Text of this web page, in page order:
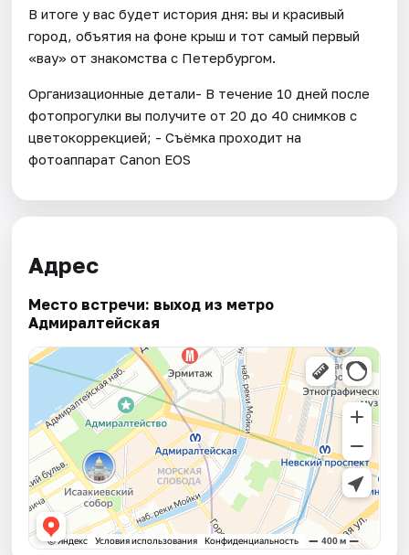
В итоге у вас будет история дня: вы и красивый
город, объятия на фоне крыш и тот самый первый
«вау» от знакомства с Петербургом.
Организационные детали- В течение 10 дней после
фотопрогулки вы получите от 20 до 40 снимков с
цветокоррекцией; - Съёмка проходит на
фотоаппарат Canon EOS
Адрес
Место встречи: выход из метро
Адмиралтейская